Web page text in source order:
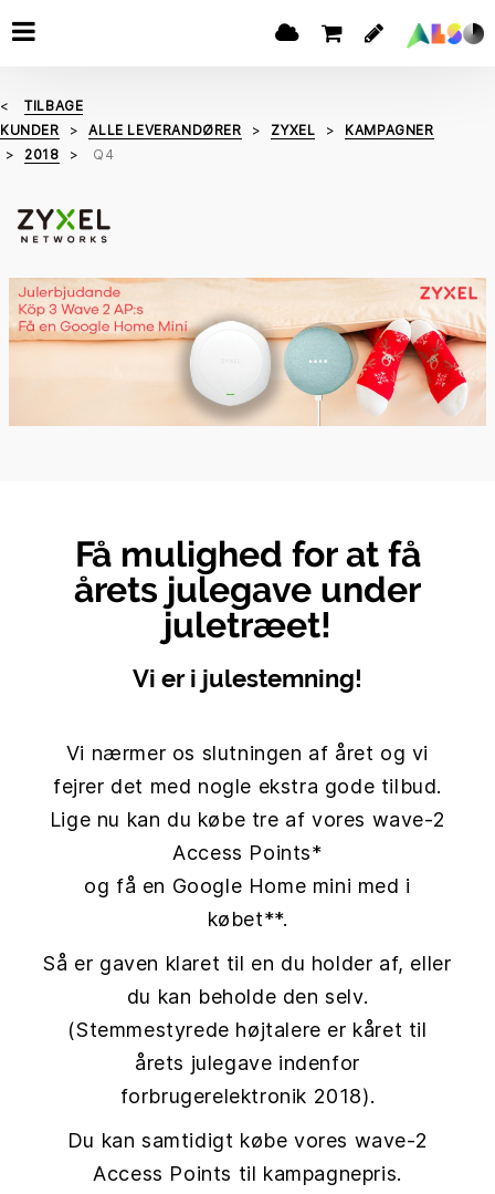
TILBAGE
KUNDER
ALLE LEVERANDØRER ZYXEL
KAMPAGNER
2018
Q4
Få mulighed for at få
årets julegave under
juletræet!
Vi er i julestemning!
Vi nærmer os slutningen af året og vi
fejrer det med nogle ekstra gode tilbud.
Lige nu kan du købe tre af vores wave-2
Access Points*
og få en Google Home mini med i
købet**.
Så er gaven klaret til en du holder af, eller
du kan beholde den selv.
(Stemmestyrede højtalere er kåret til
årets julegave indenfor
forbrugerelektronik 2018).
Du kan samtidigt købe vores wave-2
Access Points til kampagnepris.